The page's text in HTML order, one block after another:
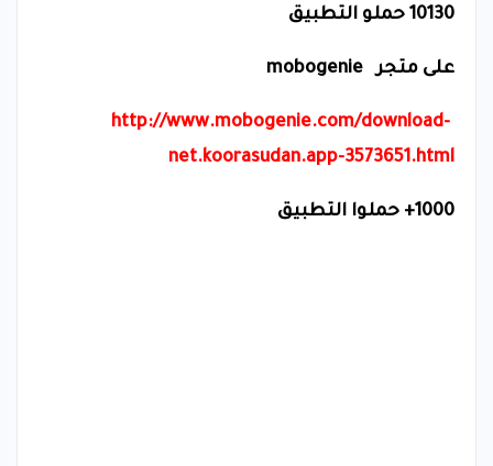
10130 حملو التطبيق
على متجرmobogenie
http://www.mobogenie.com/download-
net.koorasudan.app-3573651.html
1000+ حملوا التطبيق